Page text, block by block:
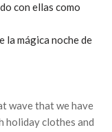
con ellas como
la mágica noche de
wave that we have
holiday clothes and